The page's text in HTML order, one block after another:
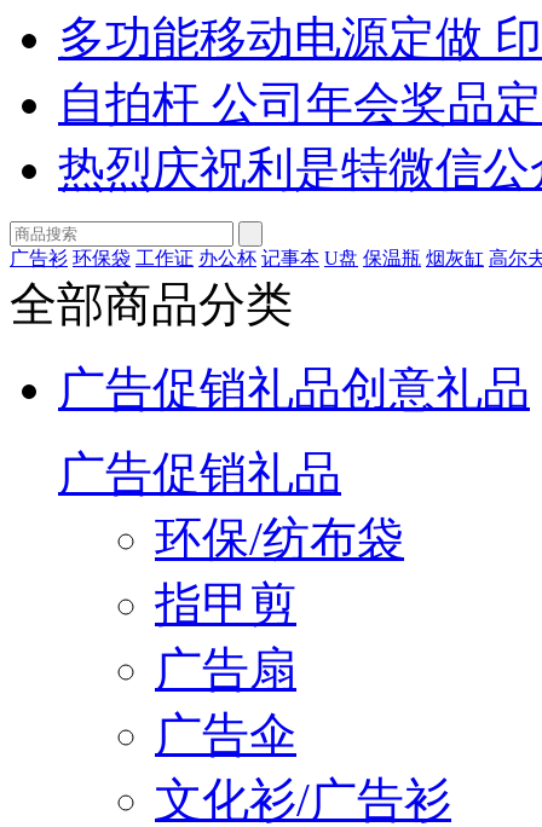
多功能移动电源定做
自拍杆 公司年会奖品
热烈庆祝利是特微信
广告衫 环保袋 工作证 办公杯 记事本 U盘 保温瓶 烟灰缸 高尔
全部商品分类
广告促销礼品创意礼品
广告促销礼品
环保/纺布袋
指甲剪
广告扇
广告伞
文化衫/广告衫